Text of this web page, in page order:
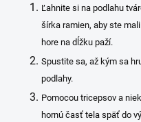
Ľahnite si na podlahu
šírka ramien, aby ste
hore na dĺžku paží.
Spustite sa, až kým sa
podlahy.
Pomocou tricepsov a
hornú časť tela späť do